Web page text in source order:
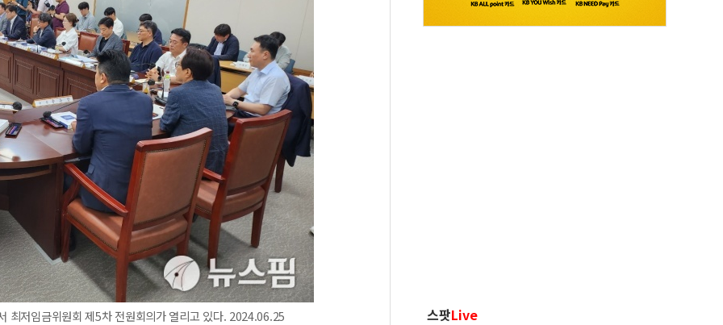
최저임금위원회 제5차 전원회의가 열리고 있다. 2024.06.25 스팟Live